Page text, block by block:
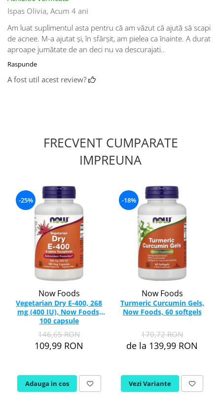
Ispas Olivia, Acum 4 ani
Am luat suplimentul asta pentru că am văzut că ajută să scapi
de acnee. M-a ajutat și, în sfârșit, am pielea ca înainte. A durat
aproape jumătate de an deci nu va descurajati..
Raspunde
A fost util acest review?
FRECVENT CUMPARATE
IMPREUNA
-25%
Now Foods
Vegetarian Dry E-400, 268
mg (400 IU), Now Foods,
100 capsule
146,65 RON
109,99 RON
Adauga in cos
-18%
Now Foods
Turmeric Curcumin Gels,
Now Foods, 60 softgels
170,72 RON
de la 139,99 RON
Vezi Variante